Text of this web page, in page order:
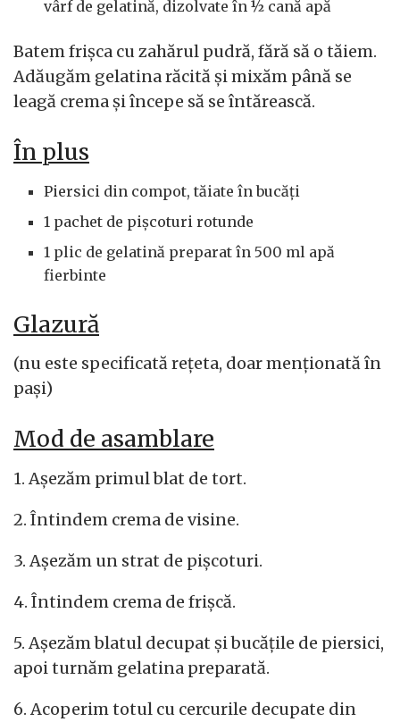
vârf de gelatină, dizolvate în ½ cană apă
Batem frișca cu zahărul pudră, fără să o tăiem.
Adăugăm gelatina răcită și mixăm până se
leagă crema și începe să se întărească.
În plus
Piersici din compot, tăiate în bucăți
1 pachet de pișcoturi rotunde
1 plic de gelatină preparat în 500 ml apă
fierbinte
Glazură
(nu este specificată rețeta, doar menționată în
pași)
Mod de asamblare
1. Așezăm primul blat de tort.
2. Întindem crema de visine.
3. Așezăm un strat de pișcoturi.
4. Întindem crema de frișcă.
5. Așezăm blatul decupat și bucățile de piersici,
apoi turnăm gelatina preparată.
6. Acoperim totul cu cercurile decupate din